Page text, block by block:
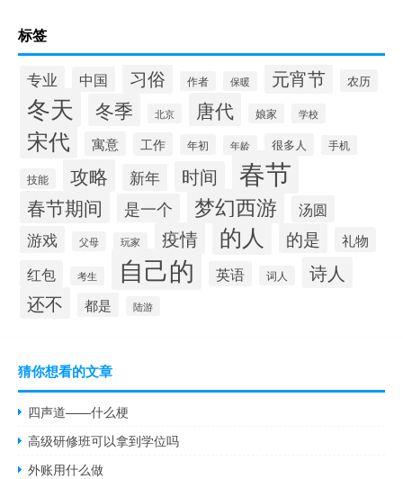
标签
专业 中国 习俗 作者 保暖 元宵节 农历
冬天 冬季 北京 唐代 娘家 学校
宋代 寓意 工作 年初 年龄 很多人 手机
技能 攻略 新年 时间 春节
春节期间 是一个 梦幻西游
汤圆
游戏
父母 玩家 疫情 的人 的是 礼物
红包 考生 自己的 英语 词人
诗人
还不
都是 陆游
猜你想看的文章
四声道——什么梗
高级研修班可以拿到学位吗
外账用什么做